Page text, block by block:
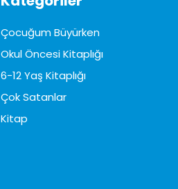
Çocuğum Büyürken
Okul Öncesi Kitaplığı
6-12 Yaş Kitaplığı
Çok Satanlar
Kitap